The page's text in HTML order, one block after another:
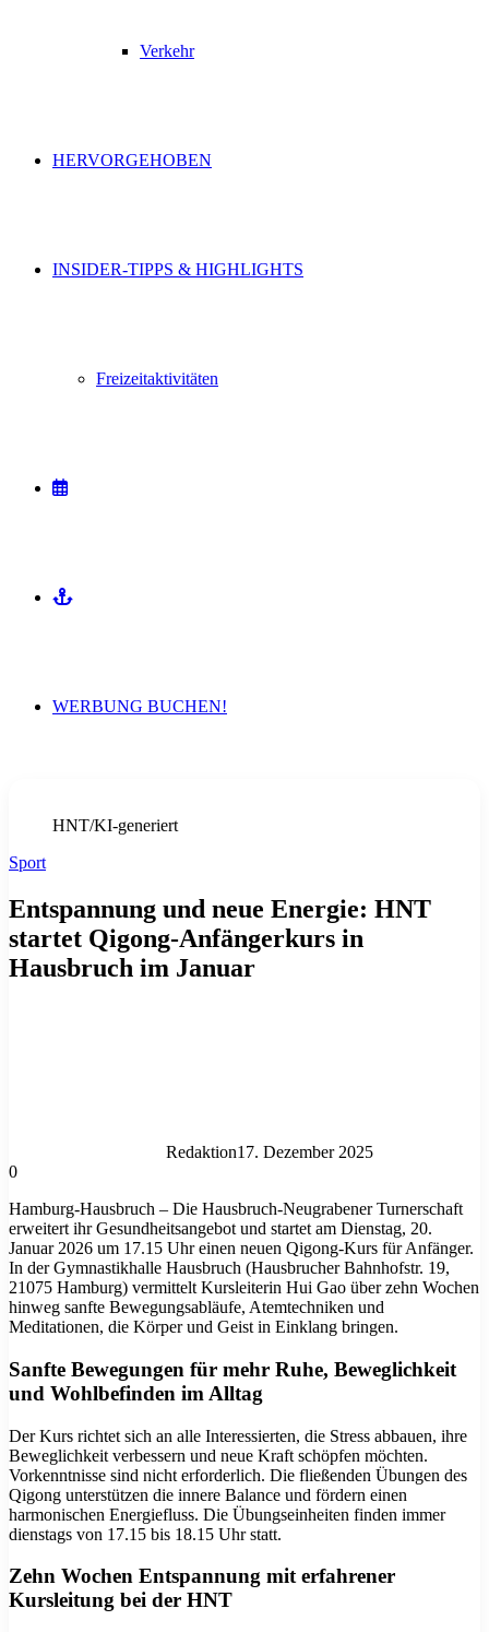
Verkehr
HERVORGEHOBEN
INSIDER-TIPPS & HIGHLIGHTS
Freizeitaktivitäten
VERANSTALTUNGEN
MITMACHEN
WERBUNG BUCHEN!
HNT/KI-generiert
Sport
Entspannung und neue Energie: HNT
startet Qigong-Anfängerkurs in
Hausbruch im Januar
Redaktion17. Dezember 2025
0
Hamburg-Hausbruch – Die Hausbruch-Neugrabener Turnerschaft
erweitert ihr Gesundheitsangebot und startet am Dienstag, 20.
Januar 2026 um 17.15 Uhr einen neuen Qigong-Kurs für Anfänger.
In der Gymnastikhalle Hausbruch (Hausbrucher Bahnhofstr. 19,
21075 Hamburg) vermittelt Kursleiterin Hui Gao über zehn Wochen
hinweg sanfte Bewegungsabläufe, Atemtechniken und
Meditationen, die Körper und Geist in Einklang bringen.
Sanfte Bewegungen für mehr Ruhe, Beweglichkeit
und Wohlbefinden im Alltag
Der Kurs richtet sich an alle Interessierten, die Stress abbauen, ihre
Beweglichkeit verbessern und neue Kraft schöpfen möchten.
Vorkenntnisse sind nicht erforderlich. Die fließenden Übungen des
Qigong unterstützen die innere Balance und fördern einen
harmonischen Energiefluss. Die Übungseinheiten finden immer
dienstags von 17.15 bis 18.15 Uhr statt.
Zehn Wochen Entspannung mit erfahrener
Kursleitung bei der HNT